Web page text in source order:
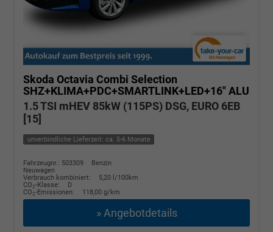
Skoda Octavia Combi Selection
SHZ+KLIMA+PDC+SMARTLINK+LED+16" ALU
1.5 TSI mHEV 85kW (115PS) DSG, EURO 6EB
[15]
unverbindliche Lieferzeit: ca. 5-6 Monate
Fahrzeugnr.: 503309
Benzin
Neuwagen
Verbrauch kombiniert:
5,20 l/100km
CO2-Klasse:
D
CO2-Emissionen: 118,00 g/km
» Angebotdetails